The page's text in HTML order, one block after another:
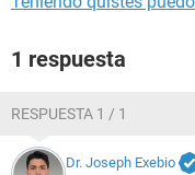
1 respuesta
RESPUESTA 1 / 1
Dr. Joseph Exebio